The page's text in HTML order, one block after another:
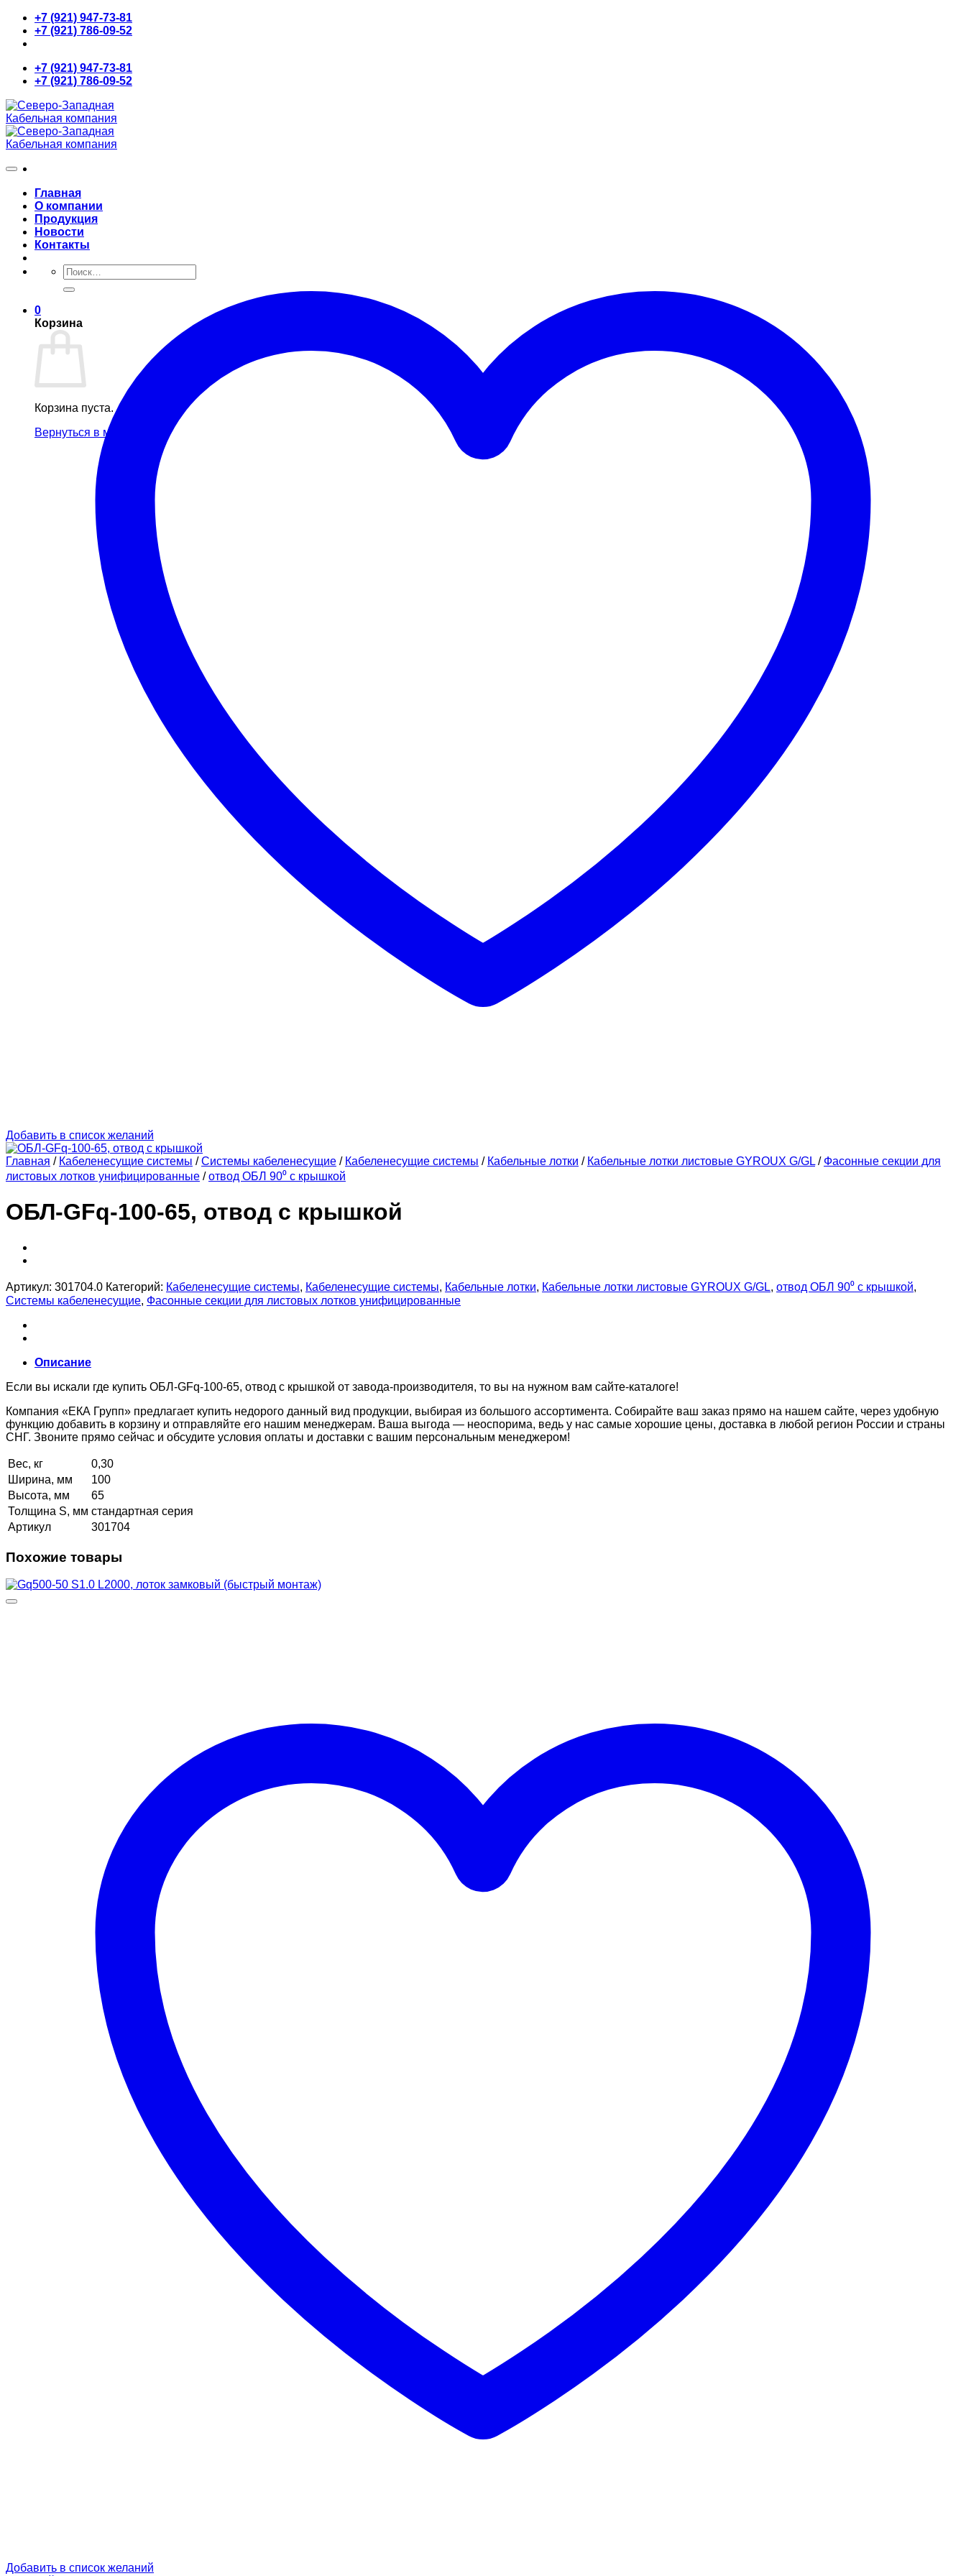
Skip
content
+7 (921) 947-73-81
+7 (921) 786-09-52
+7 (921) 947-73-81
+7 (921) 786-09-52
Главная
О компании
Продукция
Новости
Контакты
Искать:
0
Корзина
Корзина пуста.
Вернуться в магазин
Добавить в список желаний
Главная / Кабеленесущие системы / Системы кабеленесущие / Кабеленесущие системы / Кабельные лотки / Кабельные лотки листовые GYROUX G/GL / Фасонные секции для
листовых лотков унифицированные / отвод ОБЛ 90⁰ с крышкой
ОБЛ-GFq-100-65, отвод с крышкой
Артикул: 301704.0 Категорий: Кабеленесущие системы, Кабеленесущие системы, Кабельные лотки, Кабельные лотки листовые GYROUX G/GL, отвод ОБЛ 90⁰ с крышкой,
Системы кабеленесущие, Фасонные секции для листовых лотков унифицированные
Описание
Если вы искали где купить ОБЛ-GFq-100-65, отвод с крышкой от завода-производителя, то вы на нужном вам сайте-каталоге!
Компания «ЕКА Групп» предлагает купить недорого данный вид продукции, выбирая из большого ассортимента. Собирайте ваш заказ прямо на нашем сайте, через удобную
функцию добавить в корзину и отправляйте его нашим менеджерам. Ваша выгода — неоспорима, ведь у нас самые хорошие цены, доставка в любой регион России и страны
СНГ. Звоните прямо сейчас и обсудите условия оплаты и доставки с вашим персональным менеджером!
Вес, кг
0,30
Ширина, мм
100
Высота, мм
65
Толщина S, мм стандартная серия
Артикул
301704
Похожие товары
Добавить в список желаний